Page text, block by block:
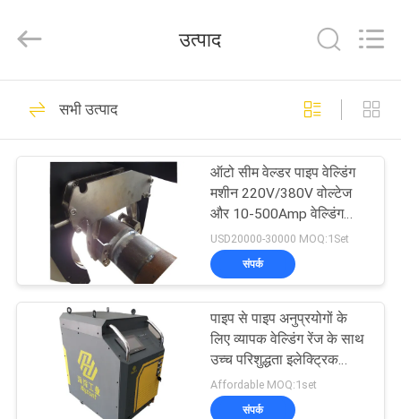
उत्पादों
वीडियो
बारे
कारखाना
Technologies
Co.,Ltd..
Reserved.
वेल्डिंग मशीन काटना
19
कक्षीय वेल्डिंग मशीन
36
उत्पाद
सभी उत्पाद
ऑटो सीम वेल्डर पाइप वेल्डिंग
मशीन 220V/380V वोल्टेज
और 10-500Amp वेल्डिंग
करंट के साथ TIG के लिए
वायर फीडिंग के साथ
USD20000-30000 MOQ:1Set
संपर्क
पाइप से पाइप अनुप्रयोगों के
लिए व्यापक वेल्डिंग रेंज के साथ
उच्च परिशुद्धता इलेक्ट्रिक
ऑर्बिटल वेल्डिंग मशीन
Affordable MOQ:1set
संपर्क